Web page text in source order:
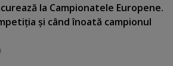
la Campionatele Europene.
şi când înoată campionul